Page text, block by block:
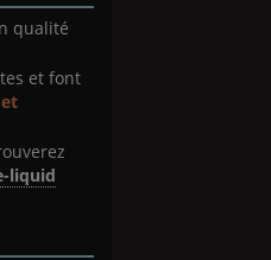
qualité
et font
liquid